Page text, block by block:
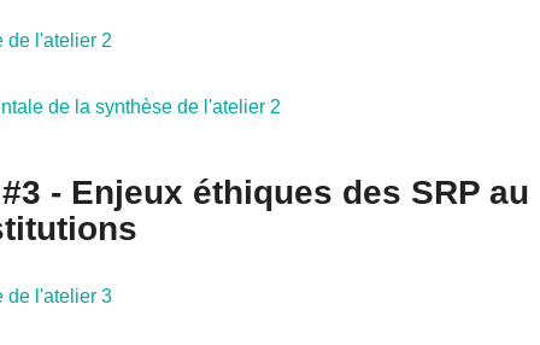
de l'atelier 2
de la synthèse de l'atelier 2
- Enjeux éthiques des SRP
de l'atelier 3